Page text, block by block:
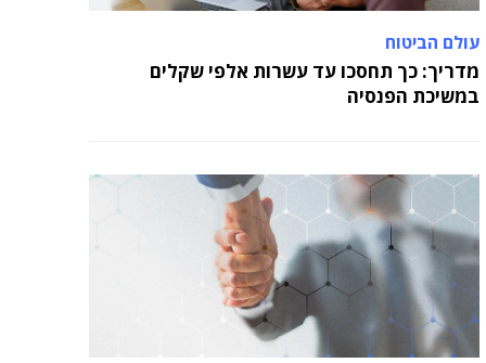
עולם הביטוח
מדריך: כך תחסכו עד עשרות אלפי שקלים
במשיכת הפנסיה